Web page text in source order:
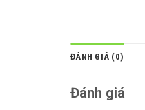
ĐÁNH GIÁ (0)
Đánh giá